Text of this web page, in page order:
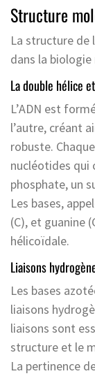
Structure
La structure de
dans la
La double hélice
L’ADN est
l’autre, créant
robuste.
nucléotides qui
phosphate, un
Les bases,
(C), et guanine
hélicoïdale.
Liaisons
Les bases
liaisons
liaisons sont
structure et le
La pertinence